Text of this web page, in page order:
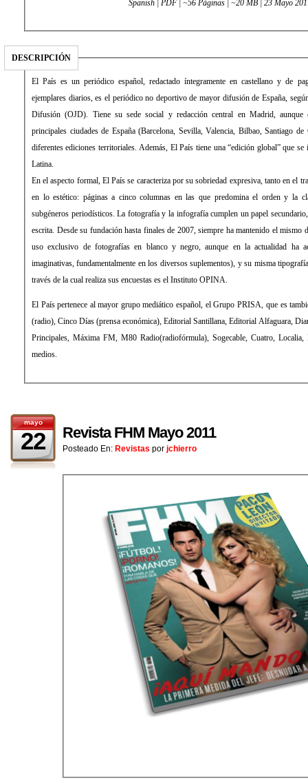
Spanish | PDF | ~56 Páginas | ~20 MB | 23 Mayo
DESCRIPCIÓN
El País es un periódico español, redactado íntegramente en castellano y de pago. Con una media de 431.034
ejemplares diarios, es el periódico no deportivo de mayor difusión de España, según la Oficina de Justificación de la
Difusión (OJD). Tiene su sede social y redacción central en Madrid, aunque cuenta con delegaciones en las
principales ciudades de España (Barcelona, Sevilla, Valencia, Bilbao, Santiago de Compostela) desde las que edita
diferentes ediciones territoriales. Además, El País tiene una “edición global” que se imprime y distribuye en América
Latina.
En el aspecto formal, El País se caracteriza por su sobriedad expresiva, tanto en el tratamiento de la información como
en lo estético: páginas a cinco columnas en las que predomina el orden y la clara distribución de los distintos
subgéneros periodísticos. La fotografía y la infografía cumplen un papel secundario, de mero apoyo a la información
escrita. Desde su fundación hasta finales de 2007, siempre ha mantenido el mismo diseño, sin apenas evolución (con
uso exclusivo de fotografías en blanco y negro, aunque en la actualidad ha aceptado el color y formas más
imaginativas, fundamentalmente en los diversos suplementos), y su misma tipografía: la Times Roman. La empresa a
través de la cual realiza sus encuestas es el Instituto OPINA.
El País pertenece al mayor grupo mediático español, el Grupo PRISA, que es también propietario de la Cadena SER
(radio), Cinco Días (prensa económica), Editorial Santillana, Editorial Alfaguara, Diario As (prensa deportiva), Los 40
Principales, Máxima FM, M80 Radio(radiofórmula), Sogecable, Cuatro, Localia, Digital+ (televisión), entre otros
medios.
mayo
22 Revista FHM Mayo 2011
Posteado En: Revistas por jchierro